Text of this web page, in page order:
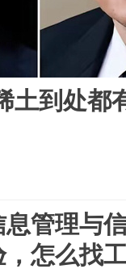
土到处都
息管理与
，怎么找